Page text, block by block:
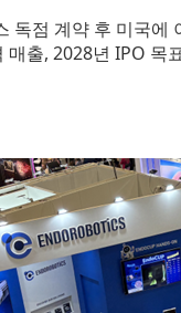
독점 계약 후 미국에
출, 2028년 IPO 목